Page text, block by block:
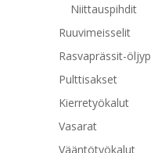
Niittauspihdit
Ruuvimeisselit
Rasvaprässit-
Pulttisakset
Kierretyökalut
Vasarat
Vääntötyökalut